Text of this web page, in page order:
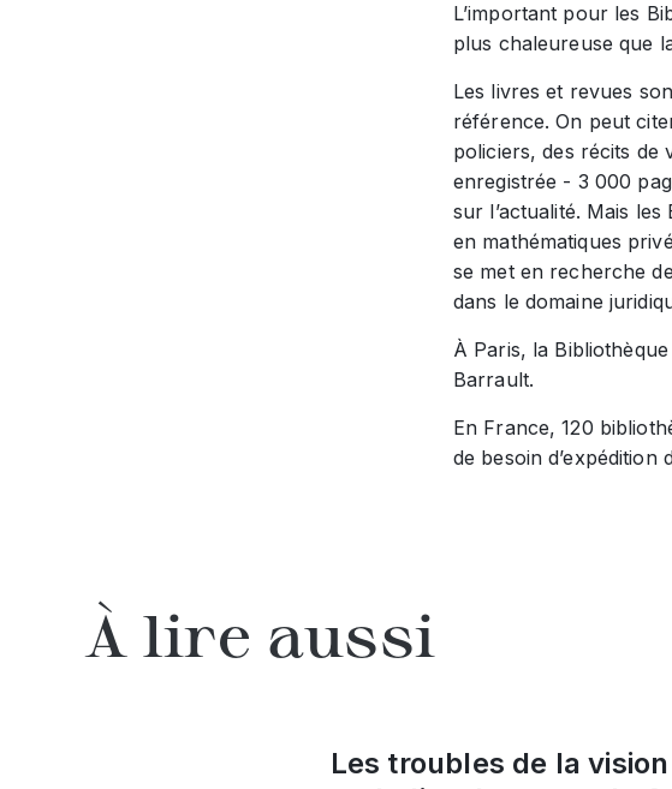
L’important pour les
plus chaleureuse que
Les livres et revues
référence. On peut
policiers, des récits de
enregistrée - 3 000
sur l’actualité. Mais
en mathématiques
se met en recherche
dans le domaine
À Paris, la
Barrault.
En France, 120
de besoin
À lire aussi
Les troubles de la